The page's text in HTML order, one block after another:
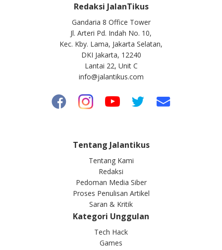
Redaksi JalanTikus
Gandaria 8 Office Tower
Jl. Arteri Pd. Indah No. 10,
Kec. Kby. Lama, Jakarta Selatan,
DKI Jakarta, 12240
Lantai 22, Unit C
info@jalantikus.com
Tentang Jalantikus
Tentang Kami
Redaksi
Pedoman Media Siber
Proses Penulisan Artikel
Saran & Kritik
Kategori Unggulan
Tech Hack
Games